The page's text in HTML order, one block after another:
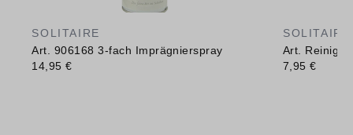
SOLITAIRE
Art. 906168 3-fach Imprägnierspray
14,95 €
SOLITAIRE
Art.
7,95 €